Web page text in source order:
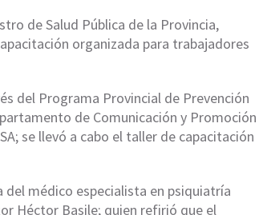
de Salud Pública de la Provincia,
organizada para trabajadores
del Programa Provincial de Prevención
de Comunicación y Promoción
se llevó a cabo el taller de capacitación
médico especialista en psiquiatría
Héctor Basile; quien refirió que el